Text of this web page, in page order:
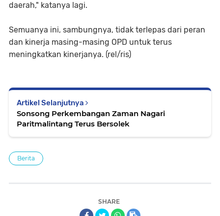
daerah," katanya lagi.
Semuanya ini, sambungnya, tidak terlepas dari peran
dan kinerja masing-masing OPD untuk terus
meningkatkan kinerjanya. (rel/ris)
Artikel Selanjutnya
Sonsong Perkembangan Zaman Nagari
Paritmalintang Terus Bersolek
Berita
SHARE